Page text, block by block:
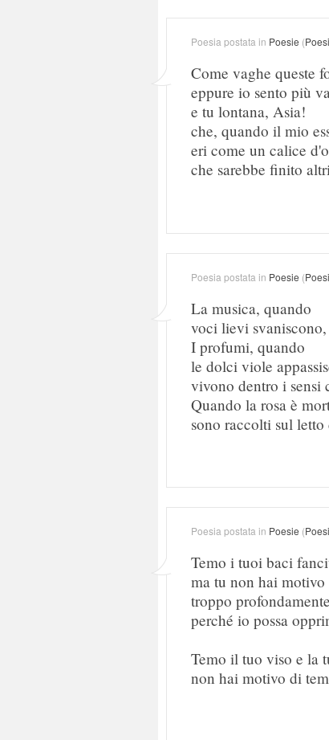
Poesia postata in Poesie (
Come vaghe queste
eppure io sento più
e tu lontana, Asia!
che, quando il mio
eri come un calice
che sarebbe finito
Poesia postata in Poesie (
La musica, quando
voci lievi
I profumi, quando
le dolci viole
vivono dentro i sensi
Quando la rosa è
sono raccolti sul letto
Poesia postata in Poesie (
Temo i tuoi baci
ma tu non hai
troppo
perché io possa
Temo il tuo viso e la
non hai motivo di